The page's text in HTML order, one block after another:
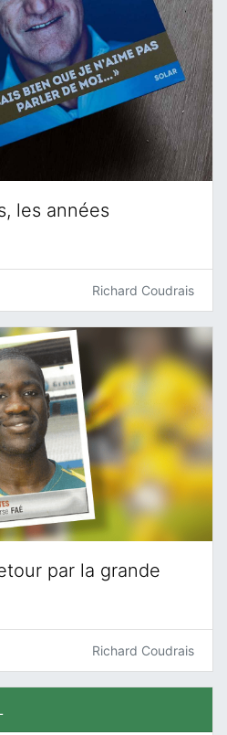
les années
Richard Coudrais
par la grande
Richard Coudrais